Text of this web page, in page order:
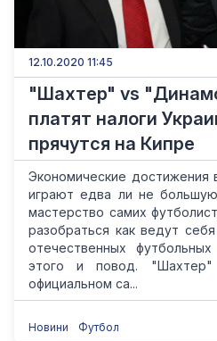
12.10.2020 11:45
"Шахтер" vs
платят налоги
прячутся на Кипре
Экономические достижения
играют едва ли не
мастерство самих
разобраться как ведут
отечественных
этого и повод.
официальном са...
Новини Футбол